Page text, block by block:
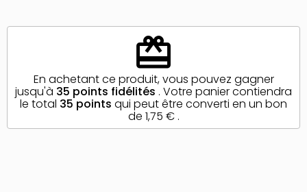
redeem
En achetant ce produit, vous pouvez gagner
jusqu'à 35 points fidélités . Votre panier contiendra
le total 35 points qui peut être converti en un bon
de 1,75 €.